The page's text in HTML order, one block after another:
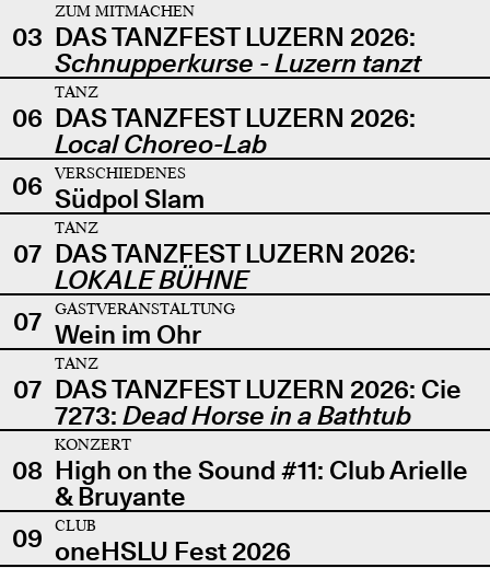
03
ZUM MITMACHEN
DAS TANZFEST LUZERN 2026:
Schnupperkurse - Luzern tanzt
06
TANZ
DAS TANZFEST LUZERN 2026:
Local Choreo-Lab
06
VERSCHIEDENES
Südpol Slam
07
TANZ
DAS TANZFEST LUZERN 2026:
LOKALE BÜHNE
07
GASTVERANSTALTUNG
Wein im Ohr
07
TANZ
DAS TANZFEST LUZERN 2026: Cie
7273: Dead Horse in a Bathtub
08
KONZERT
High on the Sound #11: Club Arielle
& Bruyante
09
CLUB
oneHSLU Fest 2026